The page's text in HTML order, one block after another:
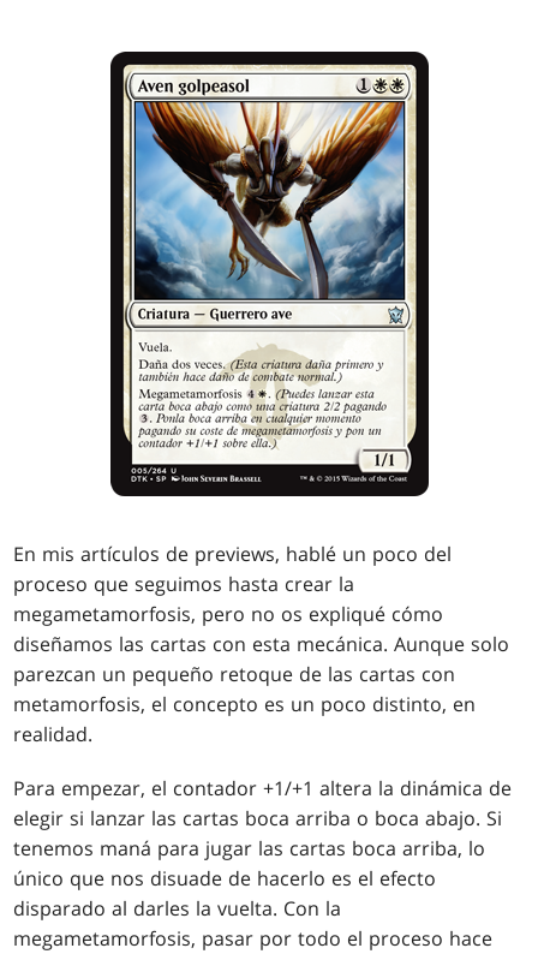
En mis artículos de previews, hablé un poco del
proceso que seguimos hasta crear la
megametamorfosis, pero no os expliqué cómo
diseñamos las cartas con esta mecánica. Aunque solo
parezcan un pequeño retoque de las cartas con
metamorfosis, el concepto es un poco distinto, en
realidad.
Para empezar, el contador +1/+1 altera la dinámica de
elegir si lanzar las cartas boca arriba o boca abajo. Si
tenemos maná para jugar las cartas boca arriba, lo
único que nos disuade de hacerlo es el efecto
disparado al darles la vuelta. Con la
megametamorfosis, pasar por todo el proceso hace